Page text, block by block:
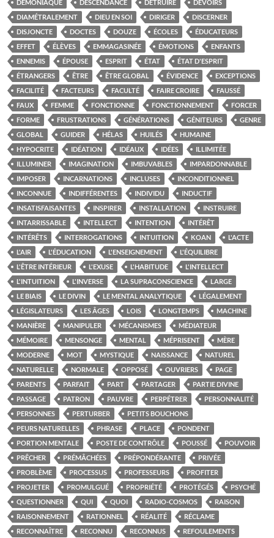
DÉMONIAQUE DESCENDANCE DÉTRUIRE
DEVOIRS
DIAMÉTRALEMENT
DIEU EN SOI DIRIGER
DISCERNER
DISJONCTE
DOCTES DOUZE ÉCOLES
ÉDUCATEURS
EFFET
ÉLÈVES EMMAGASINÉE ÉMOTIONS
ENFANTS
ENNEMIS
ÉPOUSE ESPRIT ÉTAT
ÉTAT D'ESPRIT
ÉTRANGERS
ÊTRE ÊTRE GLOBAL ÉVIDENCE
EXCEPTIONS
FACILITÉ
FACTEURS FACULTÉ FAIRE CROIRE
FAUSSÉ
FAUX
FEMME FONCTIONNE FONCTIONNEMENT
FORCER
FORME
FRUSTRATIONS GÉNÉRATIONS GÉNITEURS
GENRE
GLOBAL
GUIDER HÉLAS HUILÉS
HUMAINE
HYPOCRITE
IDÉATION IDÉAUX IDÉES
ILLIMITÉE
ILLUMINER
IMAGINATION IMBUVABLES
IMPARDONNABLE
IMPOSER
INCARNATIONS INCLUSES
INCONDITIONNEL
INCONNUE
INDIFFÉRENTES INDIVIDU
INDUCTIF
INSATISFAISANTES
INSPIRER INSTALLATION
INSTRUIRE
INTARRISSABLE
INTELLECT INTENTION
INTÉRÊT
INTÉRÊTS
INTERROGATIONS INTUITION KOAN
L'ACTE
L'AIR
L'ÉDUCATION L'ENSEIGNEMENT
L'ÉQUILIBRE
L'ÊTRE INTÉRIEUR
L'EXUSE L'HABITUDE
L'INTELLECT
L'INTUITION
L'INVERSE LA SUPRACONSCIENCE
LARGE
LE BIAIS
LE DIVIN LE MENTAL ANALYTIQUE
LÉGALEMENT
LÉGISLATEURS
LES ÂGES LOIS LONGTEMPS
MACHINE
MANIÈRE
MANIPULER MÉCANISMES
MÉDIATEUR
MÉMOIRE
MENSONGE MENTAL MÉPRISENT
MÈRE
MODERNE
MOT MYSTIQUE NAISSANCE
NATUREL
NATURELLE
NORMALE OPPOSÉ OUVRIERS
PAGE
PARENTS
PARFAIT PART PARTAGER
PARTIE DIVINE
PASSAGE
PATRON PAUVRE PERPÉTRER
PERSONNALITÉ
PERSONNES
PERTURBER
PETITS BOUCHONS
PEURS NATURELLES
PHRASE PLACE
PONDENT
PORTION MENTALE
POSTE DE CONTRÔLE POUSSÉ
POUVOIR
PRÊCHER
PRÉMÂCHÉES PRÉPONDÉRANTE
PRIVÉE
PROBLÈME
PROCESSUS PROFESSEURS
PROFITER
PROJETER
PROMULGUÉ PROPRIÉTÉ PROTÉGÉS
PSYCHÉ
QUESTIONNER
QUI QUOI RADIO-COSMOS
RAISON
RAISONNEMENT
RATIONNEL RÉALITÉ
RÉCLAME
RECONNAÎTRE
RECONNU RECONNUS
REFOULEMENTS